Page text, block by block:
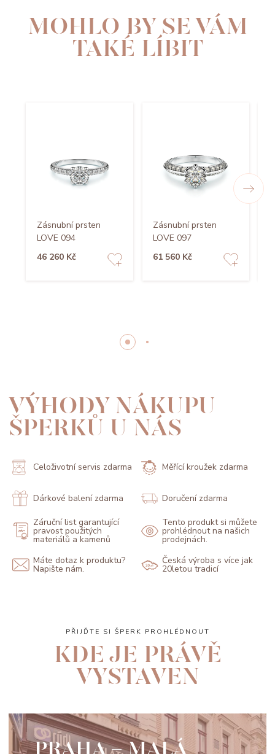
MOHLO BY SE VÁM
TAKÉ LÍBIT
Zásnubní prsten
LOVE 094
46 260 Kč
Zásnubní prsten
LOVE 097
61 560 Kč
VÝHODY NÁKUPU
ŠPERKŮ U NÁS
Celoživotní servis zdarma Měřící kroužek zdarma
Dárkové balení zdarma Doručení zdarma
Záruční list garantující
pravost použitých
materiálů a kamenů
Tento produkt si můžete
prohlédnout na našich
prodejnách.
Máte dotaz k produktu?
Napište nám.
Česká výroba s více jak
20letou tradicí
PŘIJĎTE SI ŠPERK PROHLÉDNOUT
KDE JE PRÁVĚ
VYSTAVEN
PRAHA - MALÁ